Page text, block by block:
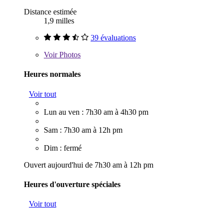
Distance estimée
1,9 milles
39 évaluations
VoirPhotos
Heures normales
Voir tout
Lun au ven : 7h30 am à 4h30 pm
Sam : 7h30 am à 12h pm
Dim : fermé
Ouvert aujourd'hui de 7h30 am à 12h pm
Heures d'ouverture spéciales
Voir tout